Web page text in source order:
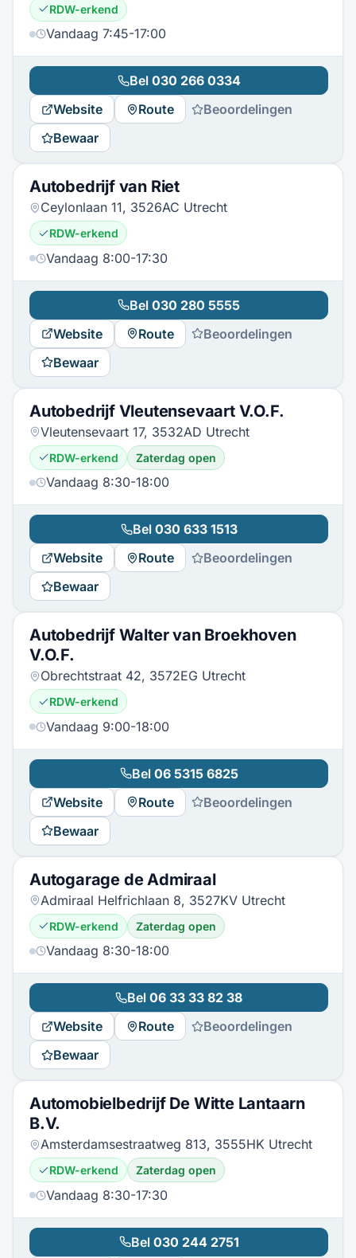
RDW-erkend
Vandaag 7:45-17:00
Bel 030 266 0334
Website
Route
Beoordelingen
Bewaar
Autobedrijf van Riet
Ceylonlaan 11, 3526AC Utrecht
RDW-erkend
Vandaag 8:00-17:30
Bel 030 280 5555
Website
Route
Beoordelingen
Bewaar
Autobedrijf Vleutensevaart V.O.F.
Vleutensevaart 17, 3532AD Utrecht
RDW-erkend Zaterdag open
Vandaag 8:30-18:00
Bel 030 633 1513
Website
Route
Beoordelingen
Bewaar
Autobedrijf Walter van Broekhoven
V.O.F.
Obrechtstraat 42, 3572EG Utrecht
RDW-erkend
Vandaag 9:00-18:00
Bel 06 5315 6825
Website
Route
Beoordelingen
Bewaar
Autogarage de Admiraal
Admiraal Helfrichlaan 8, 3527KV Utrecht
RDW-erkend Zaterdag open
Vandaag 8:30-18:00
Bel 06 33 33 82 38
Website
Route
Beoordelingen
Bewaar
Automobielbedrijf De Witte Lantaarn
B.V.
Amsterdamsestraatweg 813, 3555HK Utrecht
RDW-erkend Zaterdag open
Vandaag 8:30-17:30
Bel 030 244 2751